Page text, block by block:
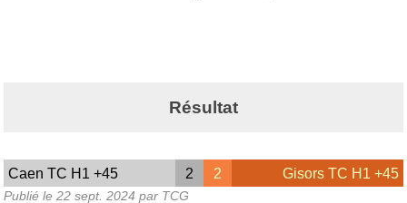
Résultat
Caen TC H1 +45 2 2 Gisors TC H1 +45
Publié le 22 sept. 2024 par TCG